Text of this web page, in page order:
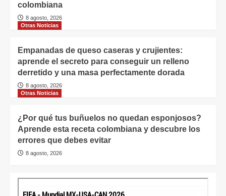
colombiana
8 agosto, 2026
Otras Noticias
Empanadas de queso caseras y crujientes:
aprende el secreto para conseguir un relleno
derretido y una masa perfectamente dorada
8 agosto, 2026
Otras Noticias
¿Por qué tus buñuelos no quedan esponjosos?
Aprende esta receta colombiana y descubre los
errores que debes evitar
8 agosto, 2026